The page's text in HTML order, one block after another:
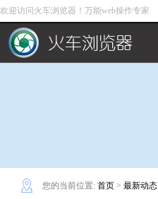
欢迎访问火车浏览器！万能web操作专家
您的当前位置: 首页 > 最新动态